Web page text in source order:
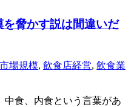
脅かす説は間違いだ
場規模, 飲食店経営, 飲食業
中食、内食という言葉があ